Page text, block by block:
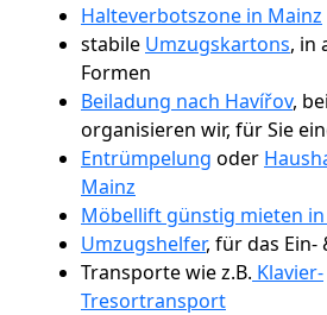
Halteverbotszone in Mainz
stabile Umzugskartons, in
Formen
Beiladung nach Havířov,
organisieren wir, für Sie
Entrümpelung oder
Mainz
Möbellift günstig mieten
Umzugshelfer, für das Ein-
Transporte wie z.B. Klavier-
Tresortransport